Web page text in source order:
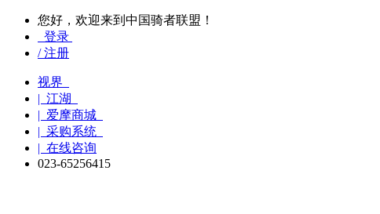
您好，欢迎来到中国骑者联盟！
登录
/ 注册
视界
| 江湖
| 爱摩商城
| 采购系统
| 在线咨询
023-65256415